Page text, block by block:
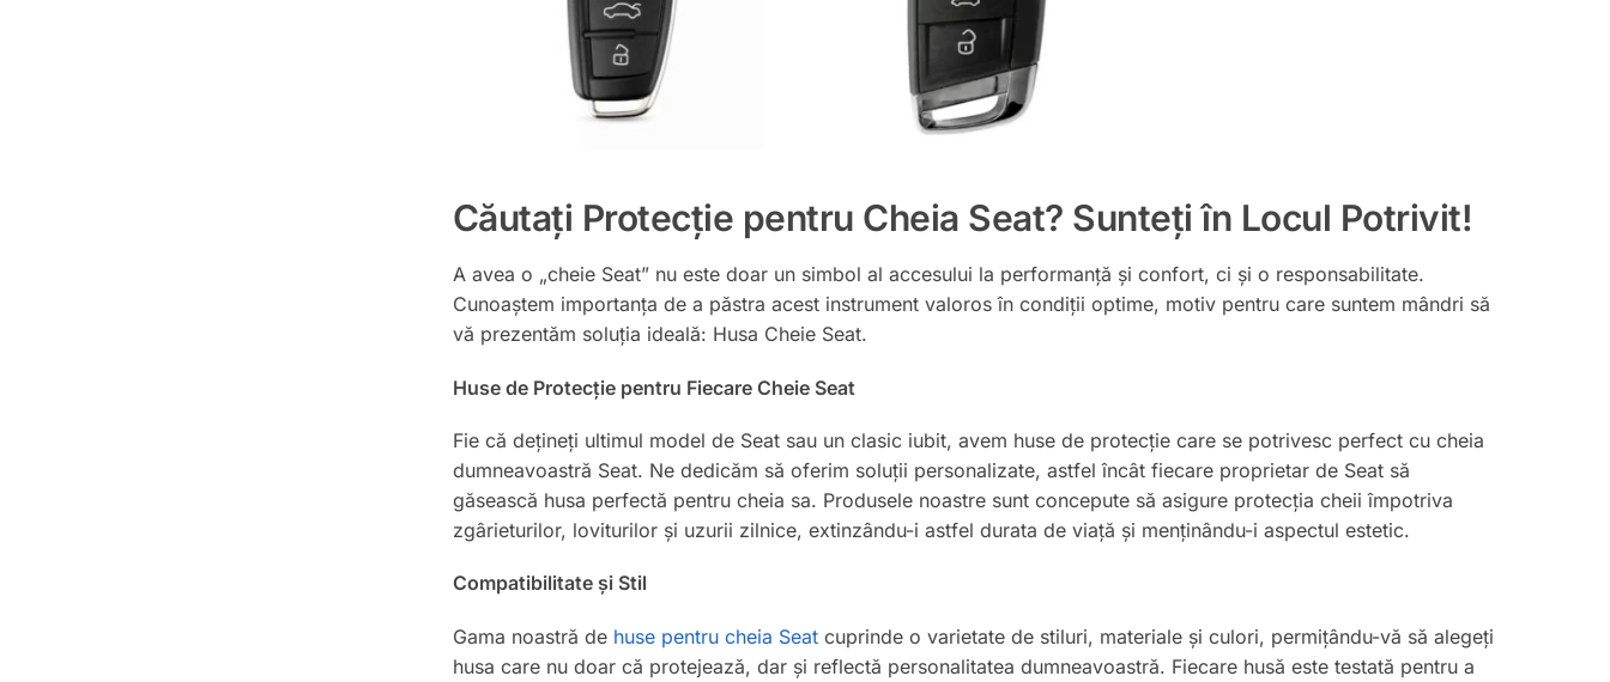
Căutați Protecție pentru Cheia Seat? Sunteți în Locul Potrivit!
A avea o „cheie Seat” nu este doar un simbol al accesului la performanță și confort, ci și o responsabilitate.
Cunoaștem importanța de a păstra acest instrument valoros în condiții optime, motiv pentru care suntem mândri să
vă prezentăm soluția ideală: Husa Cheie Seat.
Huse de Protecție pentru Fiecare Cheie Seat
Fie că dețineți ultimul model de Seat sau un clasic iubit, avem huse de protecție care se potrivesc perfect cu cheia
dumneavoastră Seat. Ne dedicăm să oferim soluții personalizate, astfel încât fiecare proprietar de Seat să
găsească husa perfectă pentru cheia sa. Produsele noastre sunt concepute să asigure protecția cheii împotriva
zgârieturilor, loviturilor și uzurii zilnice, extinzându-i astfel durata de viață și menținându-i aspectul estetic.
Compatibilitate și Stil
Gama noastră de huse pentru cheia Seatcuprinde o varietate de stiluri, materiale și culori, permițându-vă să alegeți
husa care nu doar că protejează, dar și reflectă personalitatea dumneavoastră. Fiecare husă este testată pentru a